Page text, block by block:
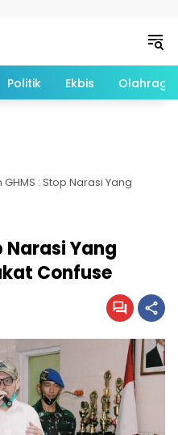
Politik Ekbis Olahraga
GHMS : Stop Narasi Yang
Narasi Yang
Confuse